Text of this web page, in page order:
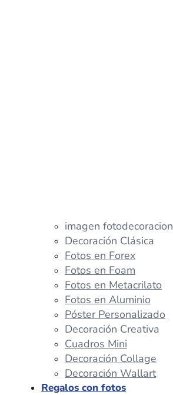
imagen fotodecoracion
Decoración Clásica
Fotos en Forex
Fotos en Foam
Fotos en Metacrilato
Fotos en Aluminio
Póster Personalizado
Decoración Creativa
Cuadros Mini
Decoración Collage
Decoración Wallart
Regalos con fotos